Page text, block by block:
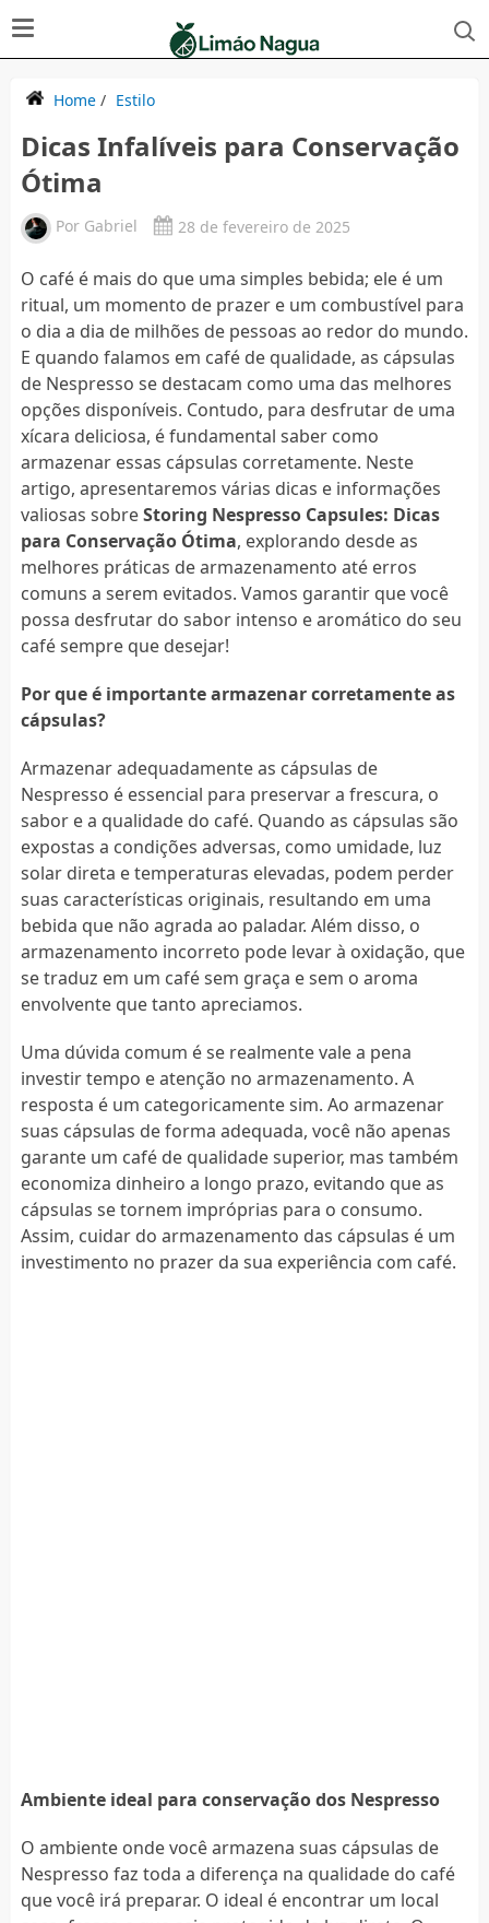
Home/ Estilo
Dicas Infalíveis para Conservação
Ótima
Por Gabriel 28 de fevereiro de 2025
O café é mais do que uma simples bebida; ele é um
ritual, um momento de prazer e um combustível para
o dia a dia de milhões de pessoas ao redor do mundo.
E quando falamos em café de qualidade, as cápsulas
de Nespresso se destacam como uma das melhores
opções disponíveis. Contudo, para desfrutar de uma
xícara deliciosa, é fundamental saber como
armazenar essas cápsulas corretamente. Neste
artigo, apresentaremos várias dicas e informações
valiosas sobreStoring Nespresso Capsules: Dicas
para Conservação Ótima, explorando desde as
melhores práticas de armazenamento até erros
comuns a serem evitados. Vamos garantir que você
possa desfrutar do sabor intenso e aromático do seu
café sempre que desejar!
Por que é importante armazenar corretamente as
cápsulas?
Armazenar adequadamente as cápsulas de
Nespresso é essencial para preservar a frescura, o
sabor e a qualidade do café. Quando as cápsulas são
expostas a condições adversas, como umidade, luz
solar direta e temperaturas elevadas, podem perder
suas características originais, resultando em uma
bebida que não agrada ao paladar. Além disso, o
armazenamento incorreto pode levar à oxidação, que
se traduz em um café sem graça e sem o aroma
envolvente que tanto apreciamos.
Uma dúvida comum é se realmente vale a pena
investir tempo e atenção no armazenamento. A
resposta é um categoricamente sim. Ao armazenar
suas cápsulas de forma adequada, você não apenas
garante um café de qualidade superior, mas também
economiza dinheiro a longo prazo, evitando que as
cápsulas se tornem impróprias para o consumo.
Assim, cuidar do armazenamento das cápsulas é um
investimento no prazer da sua experiência com café.
Ambiente ideal para conservação dos Nespresso
O ambiente onde você armazena suas cápsulas de
Nespresso faz toda a diferença na qualidade do café
que você irá preparar. O ideal é encontrar um local